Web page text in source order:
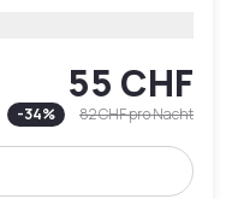
55 CHF
-34% 82 CHFpro Nacht